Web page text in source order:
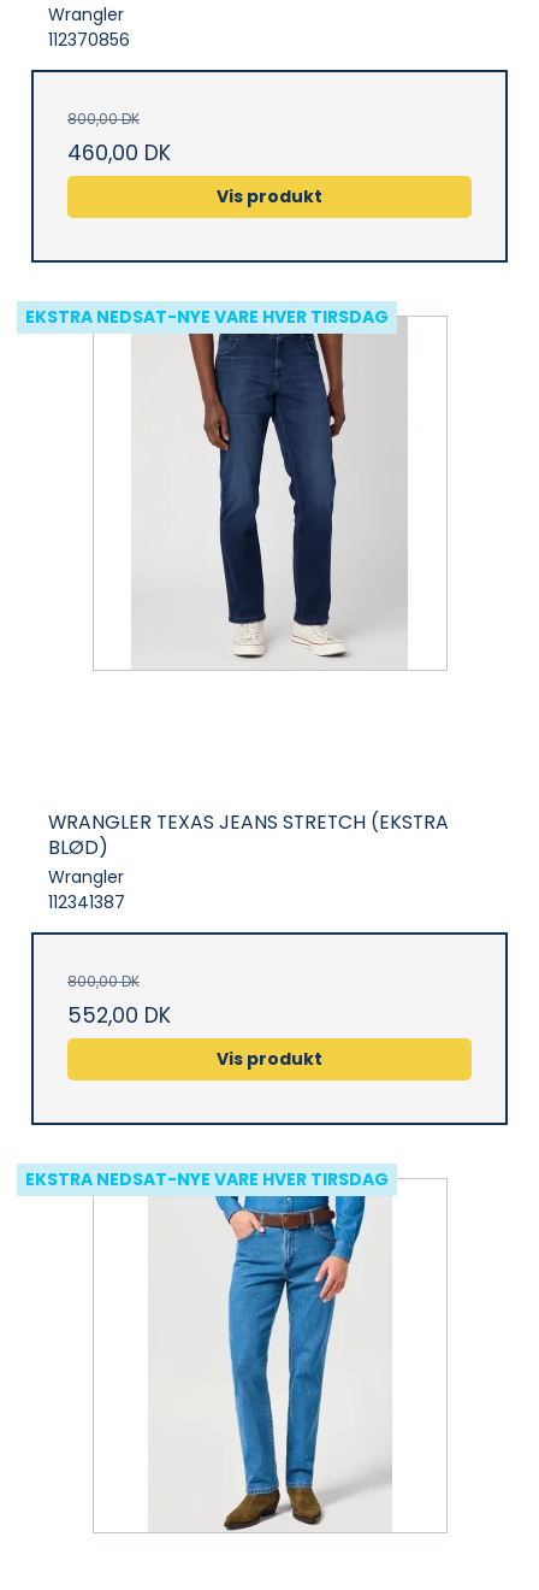
Wrangler
112370856
800,00 DK
460,00 DK
Vis produkt
EKSTRA NEDSAT-NYE VARE HVER TIRSDAG
WRANGLER TEXAS JEANS STRETCH (EKSTRA
BLØD)
Wrangler
112341387
800,00 DK
552,00 DK
Vis produkt
EKSTRA NEDSAT-NYE VARE HVER TIRSDAG